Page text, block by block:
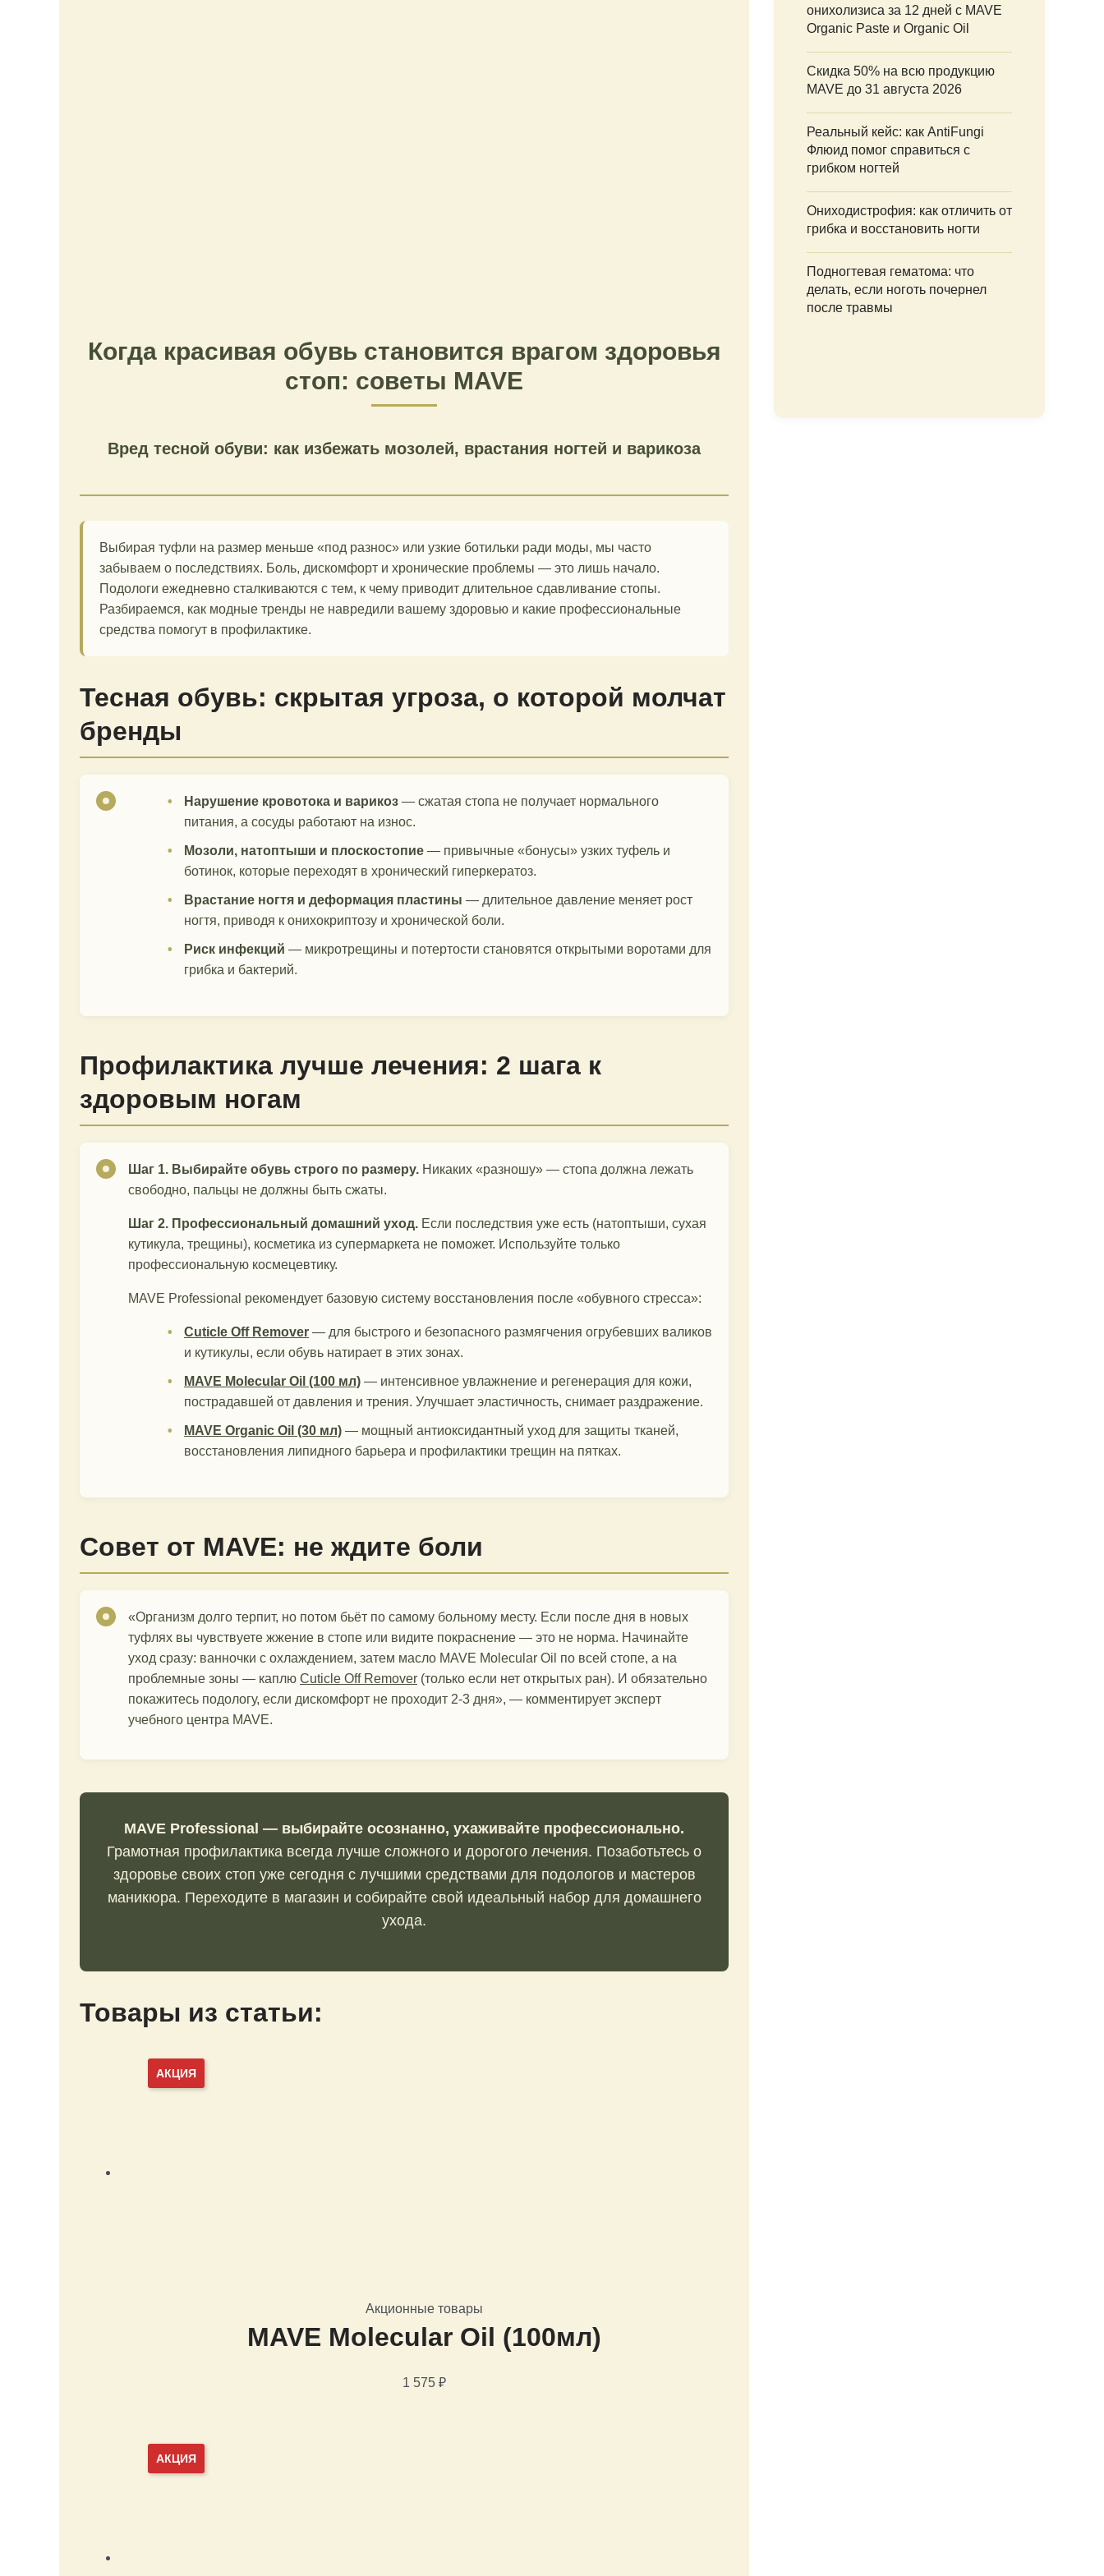
Когда красивая обувь становится врагом здоровья
стоп: советы MAVE
Вред тесной обуви: как избежать мозолей, врастания ногтей и варикоза
Выбирая туфли на размер меньше «под разнос» или узкие ботильки ради моды, мы часто
забываем о последствиях. Боль, дискомфорт и хронические проблемы — это лишь начало.
Подологи ежедневно сталкиваются с тем, к чему приводит длительное сдавливание стопы.
Разбираемся, как модные тренды не навредили вашему здоровью и какие профессиональные
средства помогут в профилактике.
Тесная обувь: скрытая угроза, о которой молчат
бренды
Нарушение кровотока и варикоз — сжатая стопа не получает нормального
питания, а сосуды работают на износ.
Мозоли, натоптыши и плоскостопие — привычные «бонусы» узких туфель и
ботинок, которые переходят в хронический гиперкератоз.
Врастание ногтя и деформация пластины — длительное давление меняет рост
ногтя, приводя к онихокриптозу и хронической боли.
Риск инфекций — микротрещины и потертости становятся открытыми воротами для
грибка и бактерий.
Профилактика лучше лечения: 2 шага к
здоровым ногам
Шаг 1. Выбирайте обувь строго по размеру. Никаких «разношу» — стопа должна лежать
свободно, пальцы не должны быть сжаты.
Шаг 2. Профессиональный домашний уход. Если последствия уже есть (натоптыши, сухая
кутикула, трещины), косметика из супермаркета не поможет. Используйте только
профессиональную космецевтику.
MAVE Professional рекомендует базовую систему восстановления после «обувного стресса»:
Cuticle Off Remover — для быстрого и безопасного размягчения огрубевших валиков
и кутикулы, если обувь натирает в этих зонах.
MAVE Molecular Oil (100 мл) — интенсивное увлажнение и регенерация для кожи,
пострадавшей от давления и трения. Улучшает эластичность, снимает раздражение.
MAVE Organic Oil (30 мл) — мощный антиоксидантный уход для защиты тканей,
восстановления липидного барьера и профилактики трещин на пятках.
Совет от MAVE: не ждите боли
«Организм долго терпит, но потом бьёт по самому больному месту. Если после дня в новых
туфлях вы чувствуете жжение в стопе или видите покраснение — это не норма. Начинайте
уход сразу: ванночки с охлаждением, затем масло MAVE Molecular Oil по всей стопе, а на
проблемные зоны — каплю Cuticle Off Remover (только если нет открытых ран). И обязательно
покажитесь подологу, если дискомфорт не проходит 2-3 дня», — комментирует эксперт
учебного центра MAVE.
MAVE Professional — выбирайте осознанно, ухаживайте профессионально.
Грамотная профилактика всегда лучше сложного и дорогого лечения. Позаботьтесь о
здоровье своих стоп уже сегодня с лучшими средствами для подологов и мастеров
маникюра. Переходите в магазин и собирайте свой идеальный набор для домашнего
ухода.
Товары из статьи:
АКЦИЯ
Акционные товары
MAVE Molecular Oil (100мл)
1 575 ₽
АКЦИЯ
:онихолизиса за 12 дней с MAVE
Organic Paste и Organic Oil
Скидка 50% на всю продукцию
MAVE до 31 августа 2026
Реальный кейс: как AntiFungi
Флюид помог справиться с
грибком ногтей
Ониходистрофия: как отличить от
грибка и восстановить ногти
Подногтевая гематома: что
делать, если ноготь почернел
после травмы